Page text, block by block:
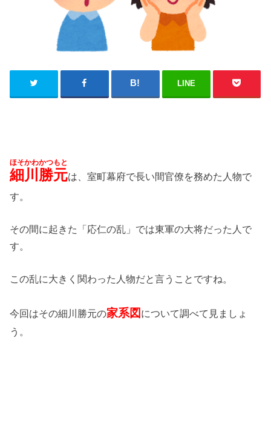
LINE
細川勝元
ほそかわかつもと
は、室町幕府で長い間官僚を務めた人物で
す。
その間に起きた「応仁の乱」では東軍の大将だった人で
す。
この乱に大きく関わった人物だと言うことですね。
今回はその細川勝元の家系図 について調べて見ましょ
う。